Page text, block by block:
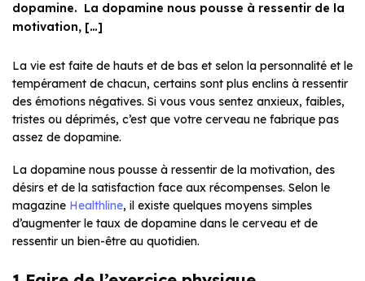
dopamine. La dopamine nous pousse à ressentir de la
motivation, […]
La vie est faite de hauts et de bas et selon la personnalité et le
tempérament de chacun, certains sont plus enclins à ressentir
des émotions négatives. Si vous vous sentez anxieux, faibles,
tristes ou déprimés, c’est que votre cerveau ne fabrique pas
assez de dopamine.
La dopamine nous pousse à ressentir de la motivation, des
désirs et de la satisfaction face aux récompenses. Selon le
magazine Healthline, il existe quelques moyens simples
d’augmenter le taux de dopamine dans le cerveau et de
ressentir un bien-être au quotidien.